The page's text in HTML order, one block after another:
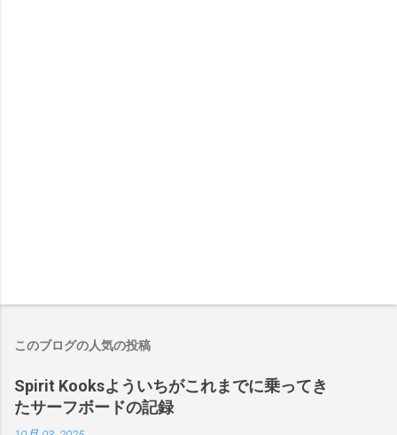
このブログの人気の投稿
Spirit Kooksよういちがこれまでに乗ってき
たサーフボードの記録